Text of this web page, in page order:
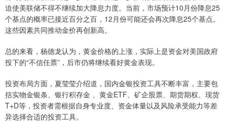
迫使美联储不得不继续加大降息力度。当前，市场预计10月份降息25
个基点的概率已接近百分之百，12月份可能还会再次降息25个基点。
这些因素共同推动金价再创新高。
总的来看，杨德龙认为，黄金价格的上涨，实际上是资金对美国政府
投下的“不信任票”，后市仍将继续看好黄金表现。
投资布局方面，夏莹莹介绍道，国内金银投资工具不断丰富，主要包
括实物金银条、银行积存金 、黄金ETF、矿企股票、期货期权、现货
T+D等，投资者需根据自身专业度、资金体量以及风险承受能力等差
异选择合适的投资工具。